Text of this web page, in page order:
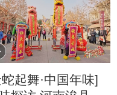
起舞·中国年味]